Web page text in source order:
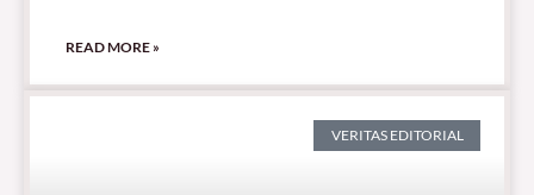
READ MORE »
VERITAS EDITORIAL